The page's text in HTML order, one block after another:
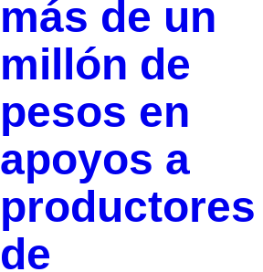
más de un
millón de
pesos en
apoyos a
productores
de